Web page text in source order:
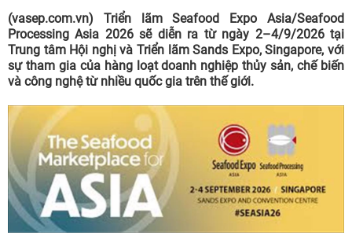
(vasep.com.vn) Triển lãm Seafood Expo Asia/Seafood
Processing Asia 2026 sẽ diễn ra từ ngày 2–4/9/2026 tại
Trung tâm Hội nghị và Triển lãm Sands Expo, Singapore, với
sự tham gia của hàng loạt doanh nghiệp thủy sản, chế biến
và công nghệ từ nhiều quốc gia trên thế giới.